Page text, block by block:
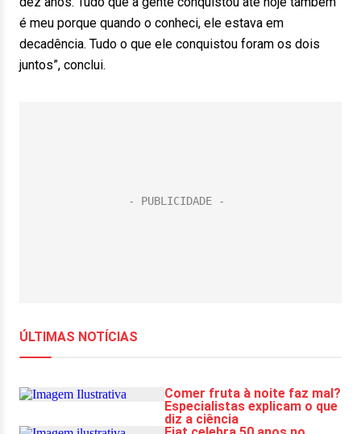
é meu porque quando o conheci, ele estava em
decadência. Tudo o que ele conquistou foram os dois
juntos”, conclui.